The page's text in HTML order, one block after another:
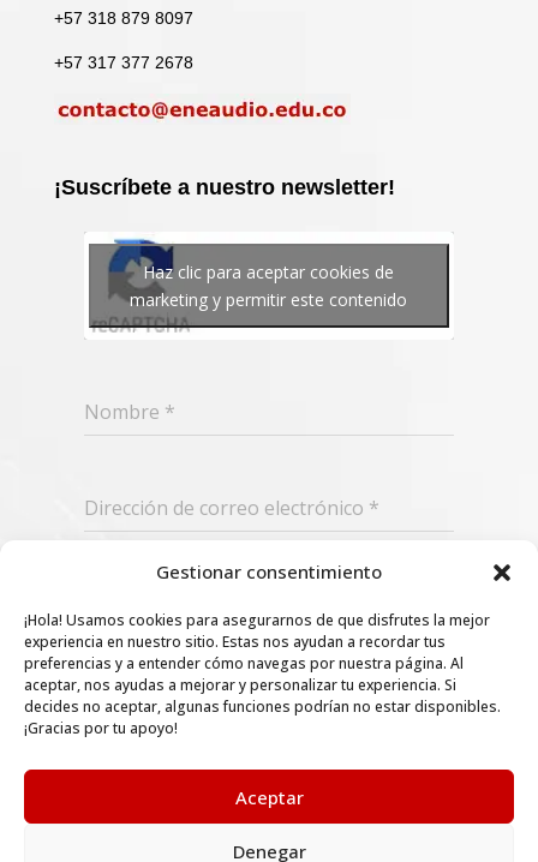
Gestionar consentimiento
¡Hola! Usamos cookies para asegurarnos de que disfrutes la mejor
experiencia en nuestro sitio. Estas nos ayudan a recordar tus
preferencias y a entender cómo navegas por nuestra página. Al
aceptar, nos ayudas a mejorar y personalizar tu experiencia. Si
decides no aceptar, algunas funciones podrían no estar disponibles.
¡Gracias por tu apoyo!
Aceptar
Denegar
+57 318 879 8097
+57 317 377 2678
¡Suscríbete a nuestro newsletter!
Haz clic para aceptar cookies de
marketing y permitir este contenido
Nombre *
Dirección de correo electrónico *
Suscribir